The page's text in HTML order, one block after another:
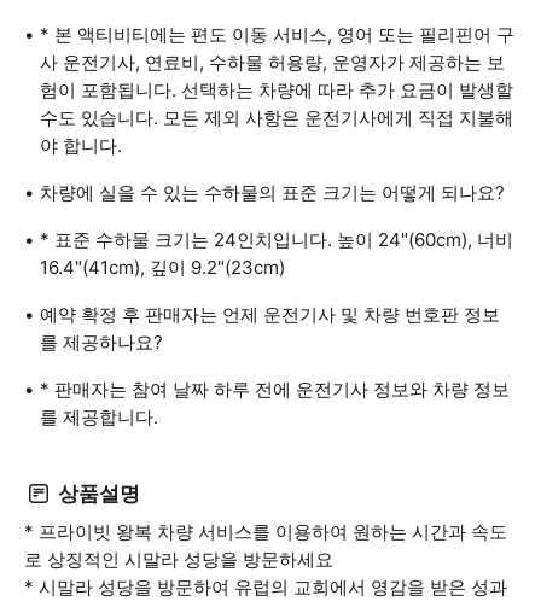
* 본 액티비티에는 편도 이동 서비스, 영어 또는 필리핀어 구
사 운전기사, 연료비, 수하물 허용량, 운영자가 제공하는 보
험이 포함됩니다. 선택하는 차량에 따라 추가 요금이 발생할
수도 있습니다. 모든 제외 사항은 운전기사에게 직접 지불해
야 합니다.
차량에 실을 수 있는 수하물의 표준 크기는 어떻게 되나요?
* 표준 수하물 크기는 24인치입니다. 높이 24"(60cm), 너비
16.4"(41cm), 깊이 9.2"(23cm)
예약 확정 후 판매자는 언제 운전기사 및 차량 번호판 정보
를 제공하나요?
* 판매자는 참여 날짜 하루 전에 운전기사 정보와 차량 정보
를 제공합니다.
상품설명
* 프라이빗 왕복 차량 서비스를 이용하여 원하는 시간과 속도
로 상징적인 시말라 성당을 방문하세요
* 시말라 성당을 방문하여 유럽의 교회에서 영감을 받은 성과